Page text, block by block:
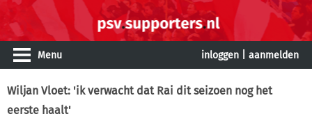
Menu inloggen aanmelden
Wiljan Vloet: 'ik verwacht dat Rai dit seizoen nog het
eerste haalt'